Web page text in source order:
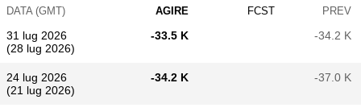
DATA (GMT) AGIRE FCST PREV
31 lug 2026
(28 lug 2026)
-33.5 K -34.2 K
24 lug 2026
(21 lug 2026)
-34.2 K -37.0 K